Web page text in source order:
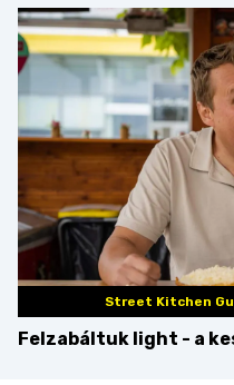
Dublinból hazatért pár
Street Kitchen
Felzabáltuk light - a